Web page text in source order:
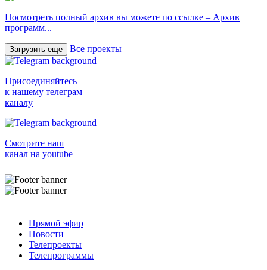
Посмотреть полный архив вы можете по ссылке – Архив
программ...
Загрузить еще Все проекты
Присоединяйтесь
к нашему телеграм
каналу
Смотрите наш
канал на youtube
Прямой эфир
Новости
Телепроекты
Телепрограммы